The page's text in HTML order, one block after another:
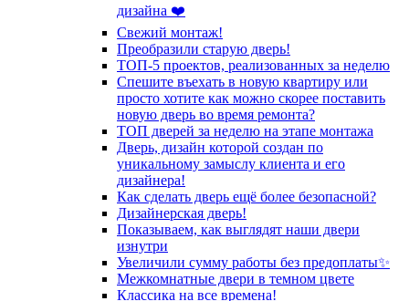
дизайна ❤️
Свежий монтаж!
Преобразили старую дверь!
ТОП-5 проектов, реализованных за неделю
Спешите въехать в новую квартиру или
просто хотите как можно скорее поставить
новую дверь во время ремонта?
ТОП дверей за неделю на этапе монтажа
Дверь, дизайн которой создан по
уникальному замыслу клиента и его
дизайнера!
Как сделать дверь ещё более безопасной?
Дизайнерская дверь!
Показываем, как выглядят наши двери
изнутри
Увеличили сумму работы без предоплаты✨
Межкомнатные двери в темном цвете
Классика на все времена!